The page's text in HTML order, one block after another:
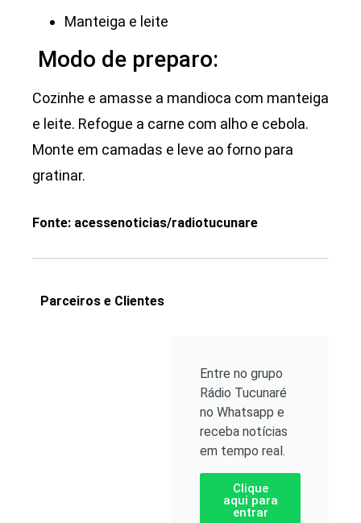
Manteiga e leite
Modo de preparo:
Cozinhe e amasse a mandioca com manteiga
e leite. Refogue a carne com alho e cebola.
Monte em camadas e leve ao forno para
gratinar.
Fonte: acessenoticias/radiotucunare
Parceiros e Clientes
Entre no grupo
Rádio Tucunaré
no Whatsapp e
receba notícias
em tempo real.
Clique
aqui para
entrar